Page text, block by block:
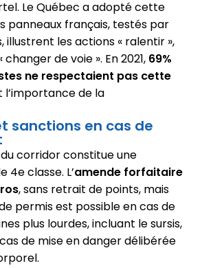
Le Québec a adopté cette
panneaux français, testés par
illustrent les actions « ralentir »,
changer de voie ». En 2021, 69%
ne respectaient pas cette
l’importance de la
sanctions en cas de
corridor constitue une
classe. L’amende forfaitaire
, sans retrait de points, mais
permis est possible en cas de
plus lourdes, incluant le sursis,
de mise en danger délibérée